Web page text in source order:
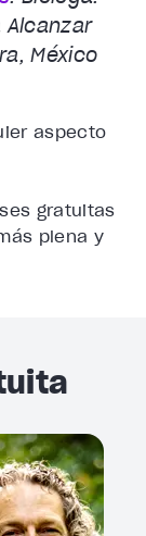
Alcanzar
México
aspecto
gratuitas
plena y